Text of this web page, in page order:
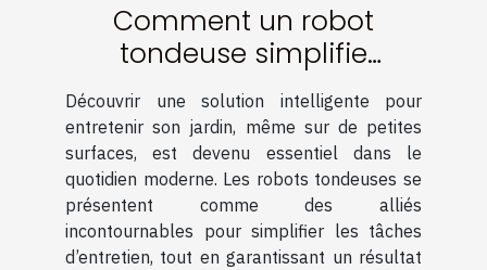
Comment un robot
tondeuse simplifie
l'entretien des petites
surfaces ?
Découvrir une solution intelligente pour
entretenir son jardin, même sur de petites
surfaces, est devenu essentiel dans le
quotidien moderne. Les robots tondeuses se
présentent comme des alliés
incontournables pour simplifier les tâches
d’entretien, tout en garantissant un résultat